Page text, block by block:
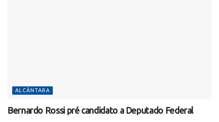
ALCÂNTARA
Bernardo Rossi pré candidato a Deputado Federal